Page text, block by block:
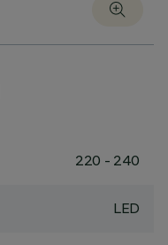
220 - 240
LED